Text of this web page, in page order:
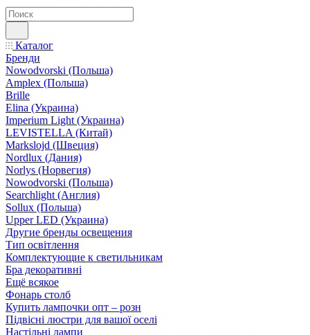
Каталог
Бренди
Nowodvorski (Польша)
Amplex (Польша)
Brille
Elina (Украина)
Imperium Light (Украина)
LEVISTELLA (Китай)
Markslojd (Швеция)
Nordlux (Дания)
Norlys (Норвегия)
Nowodvorski (Польша)
Searchlight (Англия)
Sollux (Польша)
Upper LED (Украина)
Другие бренды освещения
Тип освітлення
Комплектующие к светильникам
Бра декоративні
Ещё всякое
Фонарь столб
Купить лампочки опт – розн
Підвісні люстри для вашої оселі
Настільні лампи